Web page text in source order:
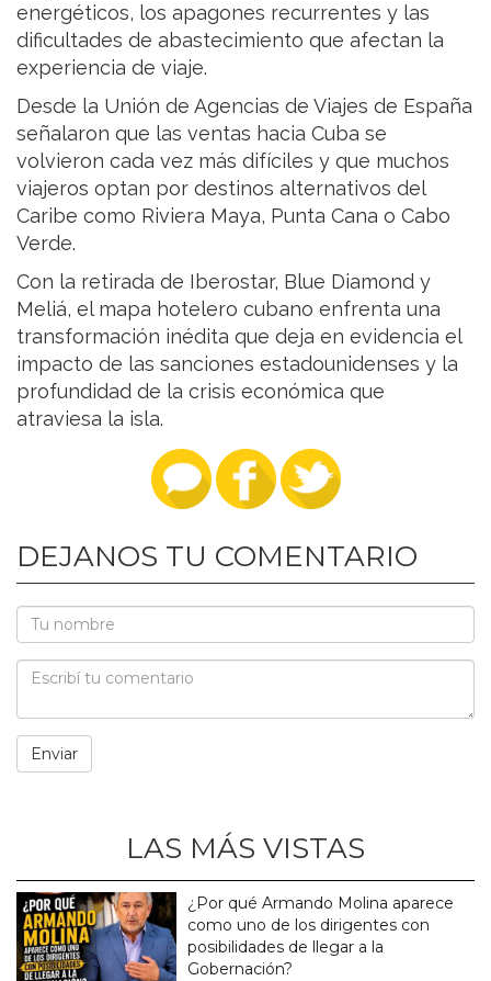
energéticos, los apagones recurrentes y las
dificultades de abastecimiento que afectan la
experiencia de viaje.
Desde la Unión de Agencias de Viajes de España
señalaron que las ventas hacia Cuba se
volvieron cada vez más difíciles y que muchos
viajeros optan por destinos alternativos del
Caribe como Riviera Maya, Punta Cana o Cabo
Verde.
Con la retirada de Iberostar, Blue Diamond y
Meliá, el mapa hotelero cubano enfrenta una
transformación inédita que deja en evidencia el
impacto de las sanciones estadounidenses y la
profundidad de la crisis económica que
atraviesa la isla.
DEJANOS TU COMENTARIO
LAS MÁS VISTAS
¿Por qué Armando Molina aparece
como uno de los dirigentes con
posibilidades de llegar a la
Gobernación?